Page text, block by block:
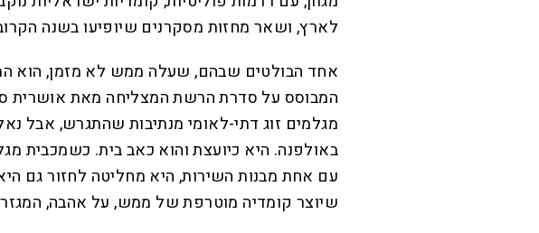
לארץ, ושאר מחזות מסקרנים שיופיעו בשנה
אחד הבולטים שבהם, שעלה ממש לא מזמן, הוא
המבוסס על סדרת הרשת המצליחה מאת אושרית
מגלמים זוג דתי-לאומי מנתיבות שהתגרש, אבל
באולפנה. היא כיועצת והוא כאב בית. כשמכבית
עם אחת מבנות השירות, היא מחליטה לחזור גם
שיוצר קומדיה מוטרפת של ממש, על אהבה,